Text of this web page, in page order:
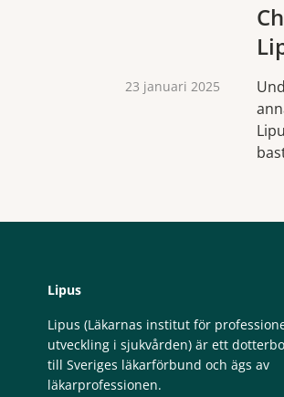
23 januari 2025
Lipus
Lipus (Läkarnas institut för
utveckling i sjukvården) är ett
till Sveriges läkarförbund och ägs av
läkarprofessionen.